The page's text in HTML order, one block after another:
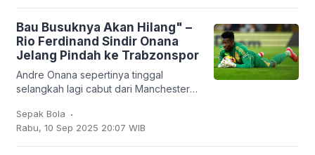
Bau Busuknya Akan Hilang" –
Rio Ferdinand Sindir Onana
Jelang Pindah ke Trabzonspor
Andre Onana sepertinya tinggal
selangkah lagi cabut dari Manchester
dipinjamkan ke klub Turki,
Trabzonspor. Dan
Sepak Bola .
Rabu, 10 Sep 2025 20:07 WIB